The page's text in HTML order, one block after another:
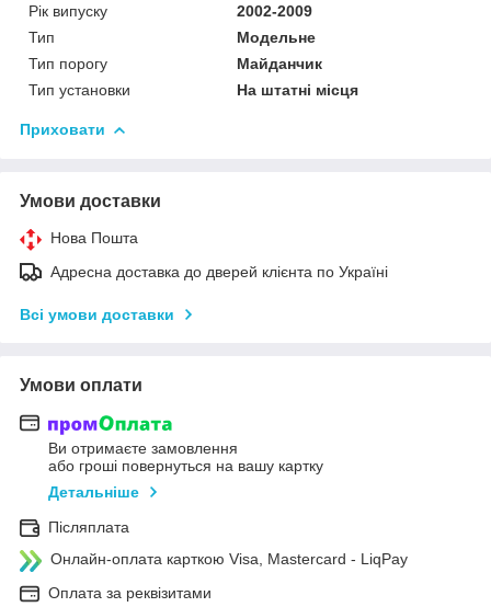
Рік випуску
2002-2009
Тип
Модельне
Тип порогу
Майданчик
Тип установки
На штатні місця
Приховати
Умови доставки
Нова Пошта
Адресна доставка до дверей клієнта по Україні
Всі умови доставки
Умови оплати
Ви отримаєте замовлення
або гроші повернуться на вашу картку
Детальніше
Післяплата
Онлайн-оплата карткою Visa, Mastercard - LiqPay
Оплата за реквізитами